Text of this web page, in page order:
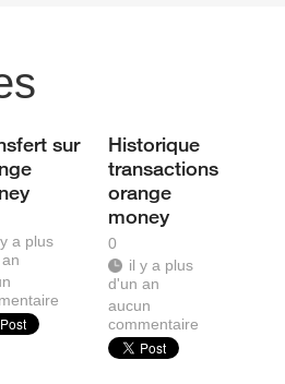
sur
a plus
Historique
transactions
orange
money
0
il y a plus
d'un an
aucun
commentaire